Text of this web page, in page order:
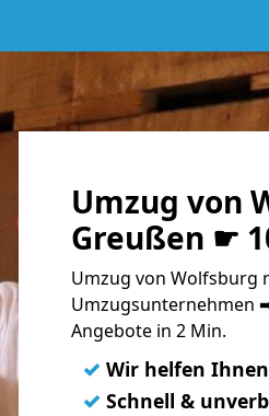
Umzug von
Greußen ☛
Umzug von Wolfsburg
Umzugsunternehmen
Angebote in 2 Min.
✓ Wir helfen
✓ Schnell &